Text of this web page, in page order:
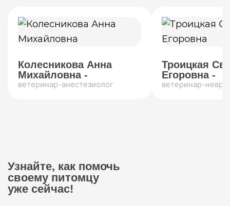
Колесникова Анна
Михайловна -
ветеринар-анестезиолог
Троицкая
Егоровна -
ветеринар-
Узнайте, как помочь
своему питомцу
уже сейчас!